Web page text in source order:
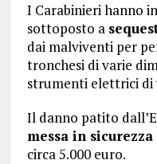
I Carabinieri hanno
sottoposto a
dai malviventi per
tronchesi di varie
strumenti elettrici di
Il danno patito
messa in
circa 5.000 euro.